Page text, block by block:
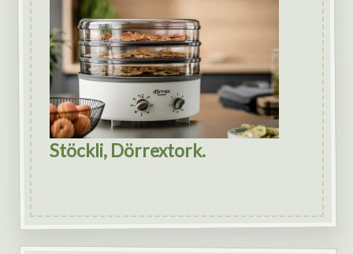
Stöckli, Dörrextork.